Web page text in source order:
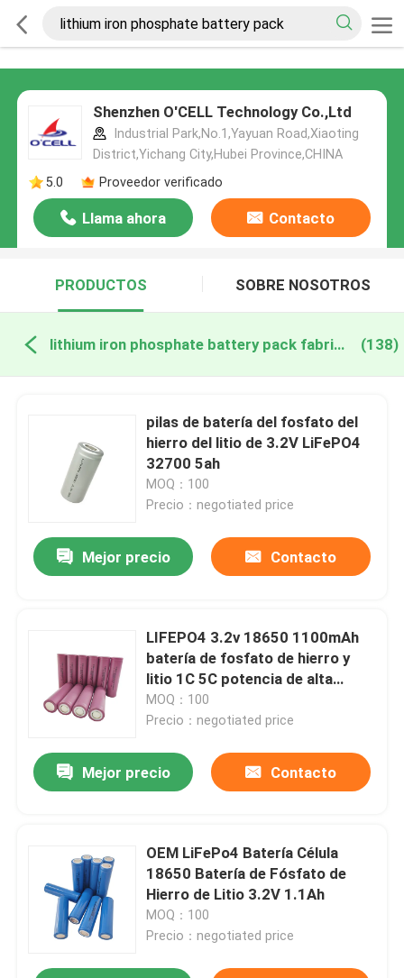
Shenzhen O'CELL Technology Co.,Ltd
Industrial Park,No.1,Yayuan Road,Xiaoting
District,Yichang City,Hubei Province,CHINA
5.0
Proveedor verificado
Llama ahora Contacto
PRODUCTOS SOBRE NOSOTROS
lithium iron phosphate battery pack fabricación en línea (138)
pilas de batería del fosfato del
hierro del litio de 3.2V LiFePO4
32700 5ah
MOQ：100
Precio：negotiated price
Mejor precio Contacto
LIFEPO4 3.2v 18650 1100mAh
batería de fosfato de hierro y
litio 1C 5C potencia de alta
velocidad
MOQ：100
Precio：negotiated price
Mejor precio Contacto
OEM LiFePo4 Batería Célula
18650 Batería de Fósfato de
Hierro de Litio 3.2V 1.1Ah
MOQ：100
Precio：negotiated price